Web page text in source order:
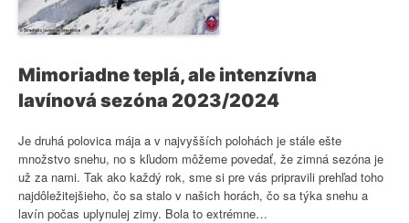
Mimoriadne teplá, ale intenzívna
lavínová sezóna 2023/2024
Je druhá polovica mája a v najvyšších polohách je stále ešte
množstvo snehu, no s kľudom môžeme povedať, že zimná sezóna je
už za nami. Tak ako každý rok, sme si pre vás pripravili prehľad toho
najdôležitejšieho, čo sa stalo v našich horách, čo sa týka snehu a
lavín počas uplynulej zimy. Bola to extrémne…